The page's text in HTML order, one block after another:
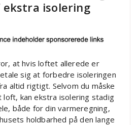
ekstra isolering
at hvis loftet allerede er
sig at forbedre isoleringen
altid rigtigt. Selvom du måske
loft, kan ekstra isolering stadig
både for din varmeregning,
holdbarhed på den lange